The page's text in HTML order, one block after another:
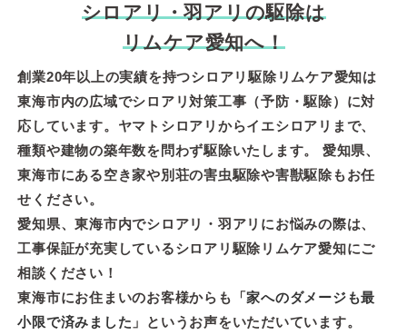
シロアリ・羽アリの駆除は
リムケア愛知へ！
創業20年以上の実績を持つシロアリ駆除リムケア愛知は
東海市内の広域でシロアリ対策工事（予防・駆除）に対
応しています。ヤマトシロアリからイエシロアリまで、
種類や建物の築年数を問わず駆除いたします。 愛知県、
東海市にある空き家や別荘の害虫駆除や害獣駆除もお任
せください。
愛知県、東海市内でシロアリ・羽アリにお悩みの際は、
工事保証が充実しているシロアリ駆除リムケア愛知にご
相談ください！
東海市にお住まいのお客様からも「家へのダメージも最
小限で済みました 」というお声をいただいています。